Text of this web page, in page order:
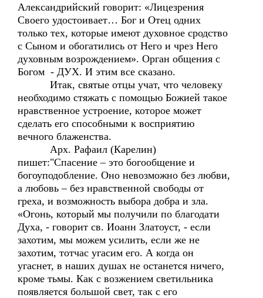
Александрийский говорит: «Лицезрения
Своего удостоивает… Бог и Отец одних
только тех, которые имеют духовное сродство
с Сыном и обогатились от Него и чрез Него
духовным возрождением». Орган общения с
Богом - ДУХ. И этим все сказано.
Итак, святые отцы учат, что человеку
необходимо стяжать с помощью Божией такое
нравственное устроение, которое может
сделать его способными к восприятию
вечного блаженства.
Арх. Рафаил (Карелин)
пишет:"Спасение – это богообщение и
богоуподобление. Оно невозможно без любви,
а любовь – без нравственной свободы от
греха, и возможность выбора добра и зла.
«Огонь, который мы получили по благодати
Духа, - говорит св. Иоанн Златоуст, - если
захотим, мы можем усилить, если же не
захотим, тотчас угасим его. А когда он
угаснет, в наших душах не останется ничего,
кроме тьмы. Как с возжением светильника
появляется большой свет, так с его